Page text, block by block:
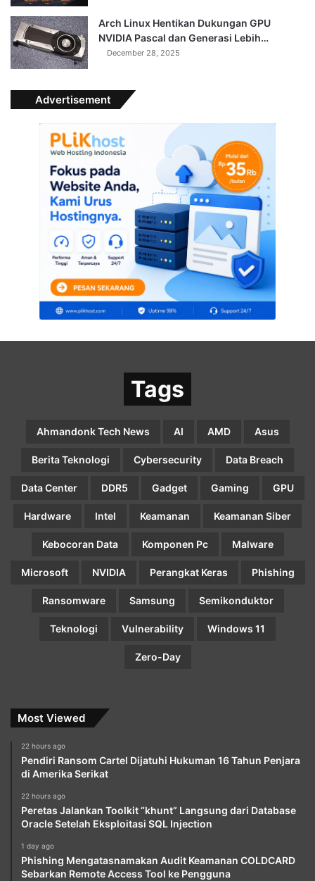
Arch Linux Hentikan Dukungan GPU
NVIDIA Pascal dan Generasi Lebih…
December 28, 2025
Advertisement
Tags
Ahmandonk Tech News AI AMD Asus
Berita Teknologi Cybersecurity Data Breach
Data Center DDR5 Gadget Gaming GPU
Hardware Intel Keamanan Keamanan Siber
Kebocoran Data Komponen Pc Malware
Microsoft NVIDIA Perangkat Keras Phishing
Ransomware Samsung Semikonduktor
Teknologi Vulnerability Windows 11
Zero-Day
Most Viewed
22 hours ago
Pendiri Ransom Cartel Dijatuhi Hukuman 16 Tahun Penjara
di Amerika Serikat
22 hours ago
Peretas Jalankan Toolkit “khunt” Langsung dari Database
Oracle Setelah Eksploitasi SQL Injection
1 day ago
Phishing Mengatasnamakan Audit Keamanan COLDCARD
Sebarkan Remote Access Tool ke Pengguna